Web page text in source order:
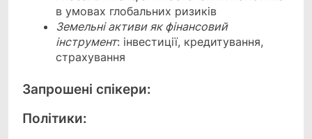
в умовах глобальних ризиків
Земельні активи як фінансовий
інструмент: інвестиції, кредитування,
страхування
Запрошені спікери:
Політики: